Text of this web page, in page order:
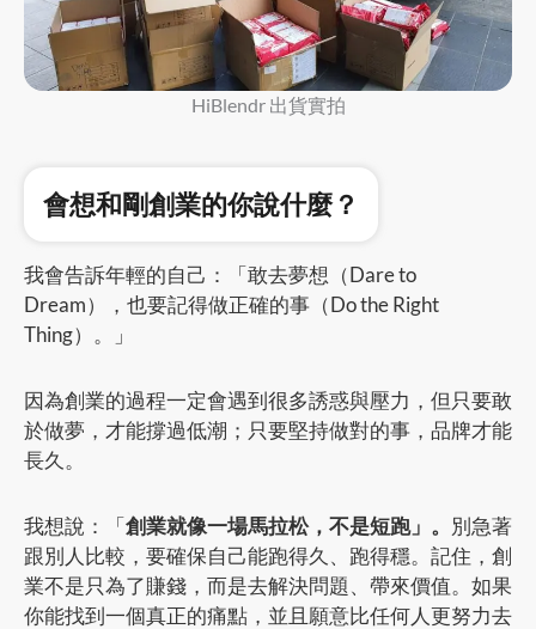
HiBlendr 出貨實拍
會想和剛創業的你說什麼？
我會告訴年輕的自己：「敢去夢想（Dare to
Dream），也要記得做正確的事（Do the Right
Thing）。」
因為創業的過程一定會遇到很多誘惑與壓力，但只要敢
於做夢，才能撐過低潮；只要堅持做對的事，品牌才能
長久。
我想說：「創業就像一場馬拉松，不是短跑」。 別急著
跟別人比較，要確保自己能跑得久、跑得穩。記住，創
業不是只為了賺錢，而是去解決問題、帶來價值。如果
你能找到一個真正的痛點，並且願意比任何人更努力去